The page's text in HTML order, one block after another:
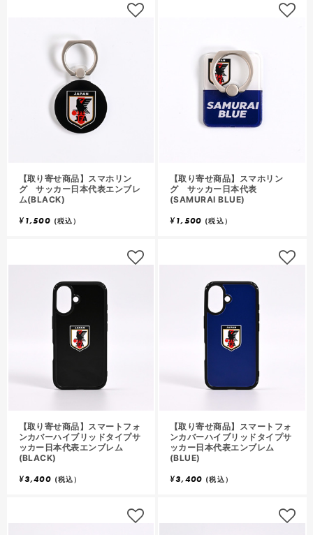
【取り寄せ商品】スマホリン
グ サッカー日本代表エンブレ
ム(BLACK)
¥1,500 (税込）
【取り寄せ商品】スマホリン
グ サッカー日本代表
(SAMURAI BLUE)
¥1,500 (税込）
【取り寄せ商品】スマートフォ
ンカバーハイブリッドタイプサ
ッカー日本代表エンブレム
(BLACK)
¥3,400 (税込）
【取り寄せ商品】スマートフォ
ンカバーハイブリッドタイプサ
ッカー日本代表エンブレム
(BLUE)
¥3,400 (税込）